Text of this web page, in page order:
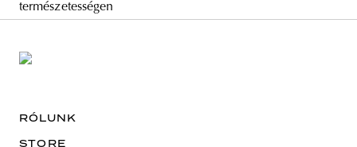
természetességen
RÓLUNK
STORE